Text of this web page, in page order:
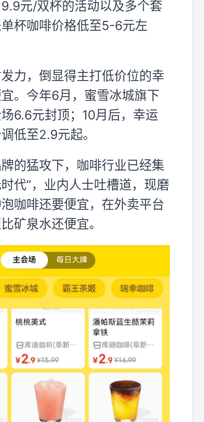
元/双杯的活动以及多个套
杯咖啡价格低至5-6元左
力，倒显得主打低价位的幸
。今年6月，蜜雪冰城旗下
6.6元封顶；10月后，幸运
低至2.9元起。
的猛攻下，咖啡行业已经集
代”，业内人士吐槽道，现磨
咖啡还要便宜，在外卖平台
矿泉水还便宜。